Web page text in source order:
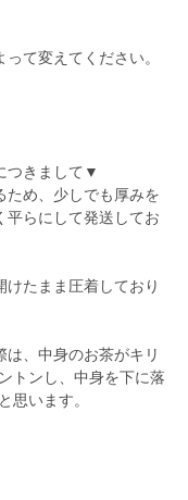
て変えてください。
つきまして▼
ため、少しでも厚みを
平らにして発送してお
たまま圧着しており
、中身のお茶がキリ
トンし、中身を下に落
思います。